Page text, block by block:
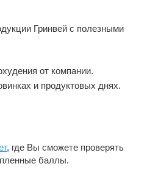
Гринвей с полезными
от компании.
и продуктовых днях.
, где Вы сможете проверять
баллы.